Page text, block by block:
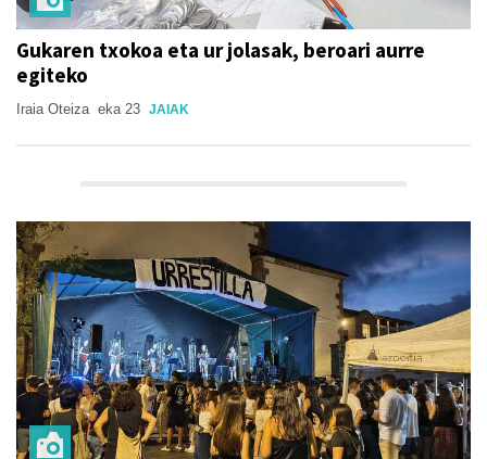
Gukaren txokoa eta ur jolasak, beroari aurre
egiteko
Iraia Oteiza eka 23 JAIAK